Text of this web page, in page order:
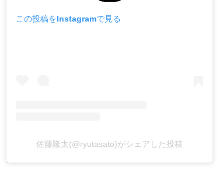
この投稿をInstagramで見る
佐藤隆太(@ryutasato)がシェアした投稿